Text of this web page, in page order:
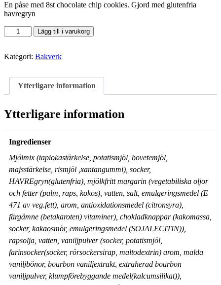
En påse med 8st chocolate chip cookies. Gjord med glutenfria
havregryn
Chocolate
chip
(8
Lägg till i varukorg
Kategori: Bakverk
Ytterligare information
Ytterligare information
Ingredienser
Mjölmix (tapiokastärkelse, potatismjöl, bovetemjöl,
majsstärkelse, rismjöl ,xantangummi), socker,
HAVREgryn(glutenfria), mjölkfritt margarin (vegetabiliska oljor
och fetter (palm, raps, kokos), vatten, salt, emulgeringsmedel (E
471 av veg.fett), arom, antioxidationsmedel (citronsyra),
färgämne (betakaroten) vitaminer), chokladknappar (kakomassa,
socker, kakaosmör, emulgeringsmedel (SOJALECITIN)),
rapsolja, vatten, vaniljpulver (socker, potatismjöl,
farinsocker(socker, rörsockersirap, maltodextrin) arom, malda
vaniljbönor, bourbon vaniljextrakt, extraherad bourbon
vaniljpulver, klumpförebyggande medel(kalcumsilikat)),